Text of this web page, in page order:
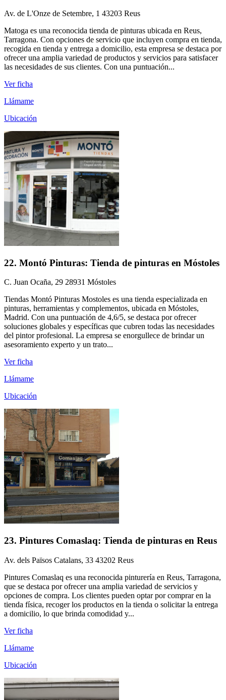
Av. de L'Onze de Setembre, 1 43203 Reus
Matoga es una reconocida tienda de pinturas ubicada en Reus,
Tarragona. Con opciones de servicio que incluyen compra en tienda,
recogida en tienda y entrega a domicilio, esta empresa se destaca por
ofrecer una amplia variedad de productos y servicios para satisfacer
las necesidades de sus clientes. Con una puntuación...
Ver ficha
Llámame
Ubicación
22. Montó Pinturas: Tienda de pinturas en Móstoles
C. Juan Ocaña, 29 28931 Móstoles
Tiendas Montó Pinturas Mostoles es una tienda especializada en
pinturas, herramientas y complementos, ubicada en Móstoles,
Madrid. Con una puntuación de 4,6/5, se destaca por ofrecer
soluciones globales y específicas que cubren todas las necesidades
del pintor profesional. La empresa se enorgullece de brindar un
asesoramiento experto y un trato...
Ver ficha
Llámame
Ubicación
23. Pintures Comaslaq: Tienda de pinturas en Reus
Av. dels Països Catalans, 33 43202 Reus
Pintures Comaslaq es una reconocida pinturería en Reus, Tarragona,
que se destaca por ofrecer una amplia variedad de servicios y
opciones de compra. Los clientes pueden optar por comprar en la
tienda física, recoger los productos en la tienda o solicitar la entrega
a domicilio, lo que brinda comodidad y...
Ver ficha
Llámame
Ubicación